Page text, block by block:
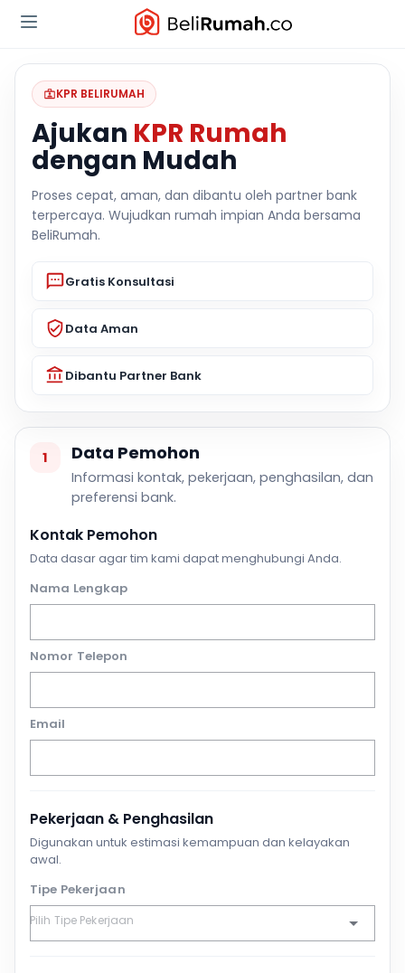
KPR BELIRUMAH
Ajukan KPR Rumah
dengan Mudah
Proses cepat, aman, dan dibantu oleh partner bank
terpercaya. Wujudkan rumah impian Anda bersama
BeliRumah.
Gratis Konsultasi
Data Aman
Dibantu Partner Bank
1 Data Pemohon
Informasi kontak, pekerjaan, penghasilan, dan
preferensi bank.
Kontak Pemohon
Data dasar agar tim kami dapat menghubungi Anda.
Nama Lengkap
Nomor Telepon
Email
Pekerjaan & Penghasilan
Digunakan untuk estimasi kemampuan dan kelayakan
awal.
Tipe Pekerjaan